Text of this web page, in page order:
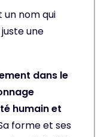
un nom qui
une
dans le
humain et
forme et ses